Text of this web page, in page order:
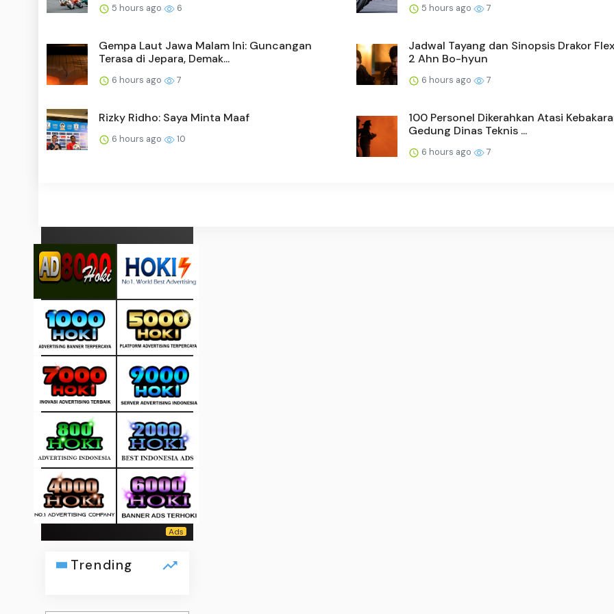
5 hours ago 6 5 hours ago 7
Gempa Laut Jawa Malam Ini: Guncangan
Terasa di Jepara, Demak...
6 hours ago 7
Jadwal Tayang dan Sinopsis Drakor
2 Ahn Bo-hyun
6 hours ago 7
Rizky Ridho: Saya Minta Maaf
6 hours ago 10
100 Personel Dikerahkan Atasi
Gedung Dinas Teknis ...
6 hours ago 7
Trending